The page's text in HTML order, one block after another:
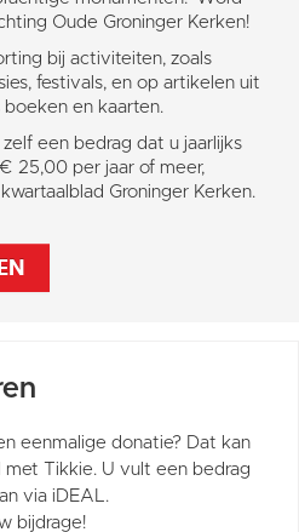
Oude Groninger Kerken!
bij activiteiten, zoals
festivals, en op artikelen uit
en kaarten.
een bedrag dat u jaarlijks
25,00 per jaar of meer,
Groninger Kerken.
eenmalige donatie? Dat kan
met Tikkie. U vult een bedrag
via iDEAL.
bijdrage!